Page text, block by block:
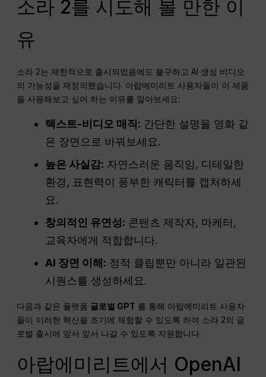
소라 2를 시도해 볼 만한 이
유
소라 2는 제한적으로 출시되었음에도 불구하고 AI 생성 비디오
의 가능성을 재정의했습니다. 아랍에미리트 사용자들이 이 제품
을 사용해보고 싶어 하는 이유를 알아보세요:
텍스트-비디오 매직: 간단한 설명을 영화 같
은 장면으로 바꿔보세요.
높은 사실감: 자연스러운 움직임, 디테일한
환경, 표현력이 풍부한 캐릭터를 캡처하세
요.
창의적인 유연성: 콘텐츠 제작자, 마케터,
교육자에게 적합합니다.
AI 장면 이해: 정적 클립뿐만 아니라 일관된
시퀀스를 생성하세요.
다음과 같은 플랫폼 글로벌 GPT 를 통해 아랍에미리트 사용자
들이 이러한 혁신을 조기에 체험할 수 있도록 하여 소라 2의 글
로벌 출시에 앞서 앞서 나갈 수 있도록 지원합니다.
아랍에미리트에서 OpenAI